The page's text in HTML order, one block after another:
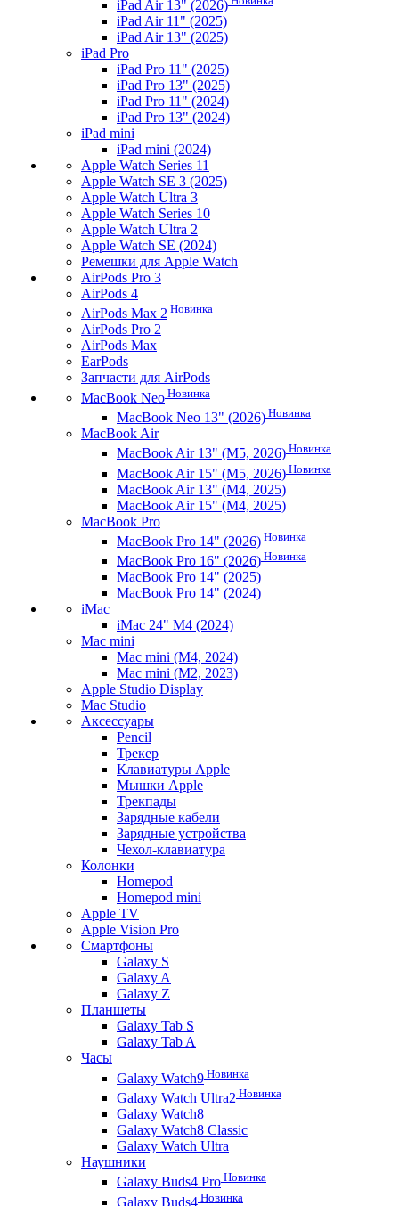
iPad Air 13" (2026)
iPad Air 11" (2025)
iPad Air 13" (2025)
iPad Pro
iPad Pro 11" (2025)
iPad Pro 13" (2025)
iPad Pro 11" (2024)
iPad Pro 13" (2024)
iPad mini
iPad mini (2024)
Apple Watch Series 11
Apple Watch SE 3 (2025)
Apple Watch Ultra 3
Apple Watch Series 10
Apple Watch Ultra 2
Apple Watch SE (2024)
Ремешки для Apple Watch
AirPods Pro 3
AirPods 4
AirPods Max 2 Новинка
AirPods Pro 2
AirPods Max
EarPods
Запчасти для AirPods
MacBook Neo Новинка
MacBook Neo 13" (2026) Новинка
MacBook Air
MacBook Air 13" (M5, 2026) Новинка
MacBook Air 15" (M5, 2026) Новинка
MacBook Air 13" (M4, 2025)
MacBook Air 15" (M4, 2025)
MacBook Pro
MacBook Pro 14" (2026) Новинка
MacBook Pro 16" (2026) Новинка
MacBook Pro 14" (2025)
MacBook Pro 14" (2024)
iMac
iMac 24" M4 (2024)
Mac mini
Mac mini (M4, 2024)
Mac mini (M2, 2023)
Apple Studio Display
Mac Studio
Аксессуары
Pencil
Трекер
Клавиатуры Apple
Мышки Apple
Трекпады
Зарядные кабели
Зарядные устройства
Чехол-клавиатура
Колонки
Homepod
Homepod mini
Apple TV
Apple Vision Pro
Смартфоны
Galaxy S
Galaxy A
Galaxy Z
Планшеты
Galaxy Tab S
Galaxy Tab A
Часы
Galaxy Watch9 Новинка
Galaxy Watch Ultra2 Новинка
Galaxy Watch8
Galaxy Watch8 Classic
Galaxy Watch Ultra
Наушники
Galaxy Buds4 Pro Новинка
Galaxy Buds4 Новинка